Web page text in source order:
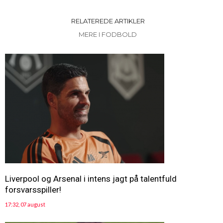
RELATEREDE ARTIKLER
MERE I FODBOLD
Liverpool og Arsenal i intens jagt på talentfuld
forsvarsspiller!
17:32, 07 august